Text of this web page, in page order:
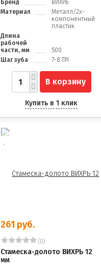
Бренд
ВИХРЬ
Материал
Металл/2х-
компонентный
пластик
Длина
рабочей
части, мм
500
Шаг зуба
7-8 TPI
В корзину
Купить в 1 клик
261 руб.
(0)
Стамеска-долото ВИХРЬ 12
мм